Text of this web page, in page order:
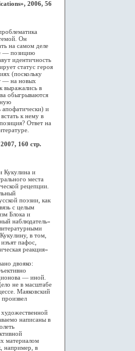
2006, 56
Он
на самом деле
— позицию
идентичность
статус героя
(поскольку
— на новых
выражались в
обыгрываются
апофатически) и
к нему в
Ответ на
160 стр.
Кукулина и
места
рецепции.
поэзии, как
с целым
Блока и
наблюдатель»
в том,
пафос,
реакция»
двояко:
— иной.
не в масштабе
Маяковский
написаны в
материалом
например, в